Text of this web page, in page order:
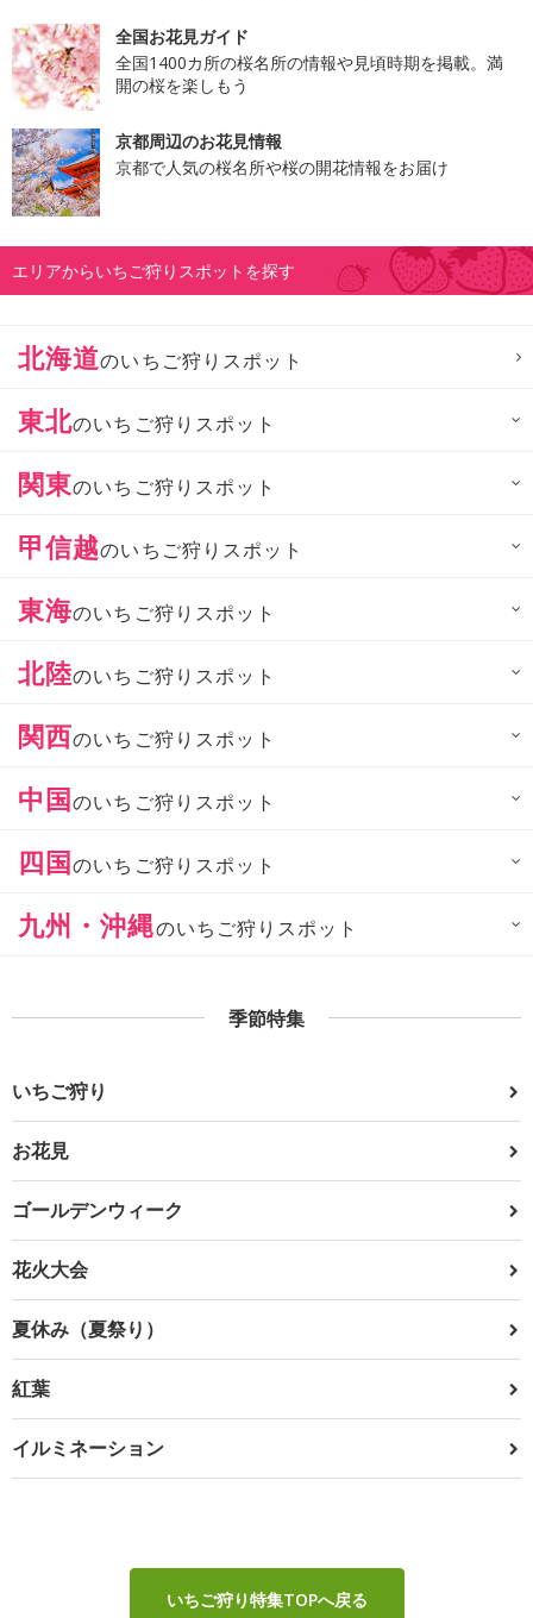
全国お花見ガイド
全国1400カ所の桜名所の情報や見頃時期を掲載。満
開の桜を楽しもう
京都周辺のお花見情報
京都で人気の桜名所や桜の開花情報をお届け
エリアからいちご狩りスポットを探す
北海道のいちご狩りスポット
東北のいちご狩りスポット
関東のいちご狩りスポット
甲信越のいちご狩りスポット
東海のいちご狩りスポット
北陸のいちご狩りスポット
関西のいちご狩りスポット
中国のいちご狩りスポット
四国のいちご狩りスポット
九州・沖縄のいちご狩りスポット
季節特集
いちご狩り
お花見
ゴールデンウィーク
花火大会
夏休み（夏祭り）
紅葉
イルミネーション
いちご狩り特集TOPへ戻る